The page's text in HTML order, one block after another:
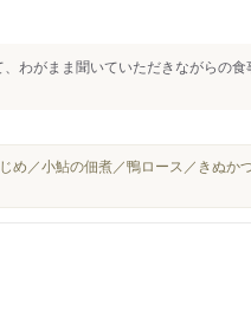
わがまま聞いていただきながらの食
め／小鮎の佃煮／鴨ロース／きぬか